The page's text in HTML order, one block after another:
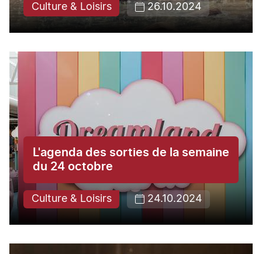
Culture & Loisirs 26.10.2024
L'agenda des sorties de la semaine
du 24 octobre
Culture & Loisirs 24.10.2024